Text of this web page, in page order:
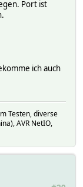
Port ist
ich auch
Testen, diverse
AVR NetIO,